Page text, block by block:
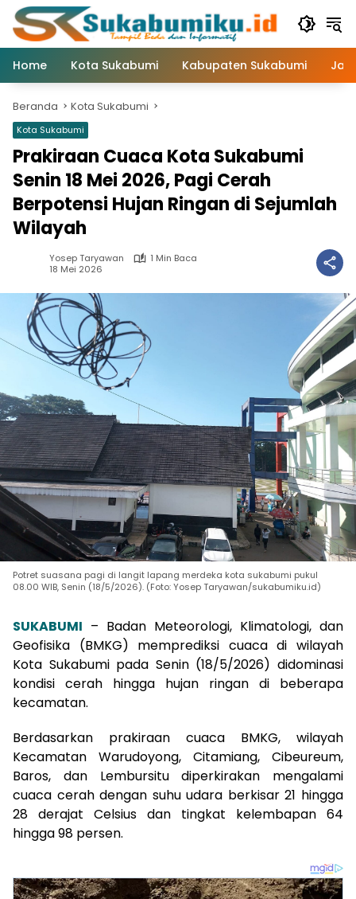
Langsung
konten
Home
Kota Sukabumi Kabupaten Sukabumi
Beranda Kota Sukabumi
Kota Sukabumi
Prakiraan Cuaca Kota Sukabumi
Senin 18 Mei 2026, Pagi Cerah
Berpotensi Hujan Ringan di Sejumlah
Wilayah
Yosep Taryawan
1 Min Baca
18 Mei 2026
Potret suasana pagi di langit lapang merdeka kota sukabumi pukul
08.00 WIB, Senin (18/5/2026). (Foto: Yosep Taryawan/sukabumiku.id)
SUKABUMI – Badan Meteorologi, Klimatologi, dan
Geofisika (BMKG) memprediksi cuaca di wilayah
Kota Sukabumi pada Senin (18/5/2026) didominasi
kondisi cerah hingga hujan ringan di beberapa
kecamatan.
Berdasarkan prakiraan cuaca BMKG, wilayah
Kecamatan Warudoyong, Citamiang, Cibeureum,
Baros, dan Lembursitu diperkirakan mengalami
cuaca cerah dengan suhu udara berkisar 21 hingga
28 derajat Celsius dan tingkat kelembapan 64
hingga 98 persen.